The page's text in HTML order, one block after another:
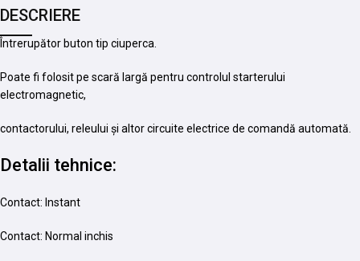
DESCRIERE
Întrerupător buton tip ciuperca.
Poate fi folosit pe scară largă pentru controlul starterului
electromagnetic,
contactorului, releului și altor circuite electrice de comandă automată.
Detalii tehnice:
Contact: Instant
Contact: Normal inchis